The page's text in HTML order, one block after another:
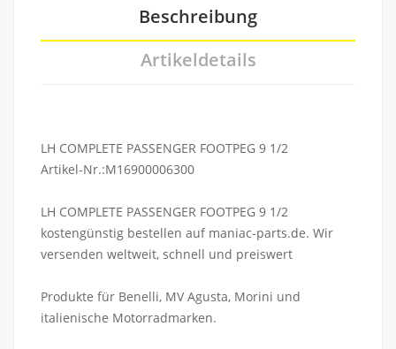
Beschreibung
Artikeldetails
LH COMPLETE PASSENGER FOOTPEG 9 1/2
Artikel-Nr.:M16900006300
LH COMPLETE PASSENGER FOOTPEG 9 1/2
kostengünstig bestellen auf maniac-parts.de. Wir
versenden weltweit, schnell und preiswert
Produkte für Benelli, MV Agusta, Morini und
italienische Motorradmarken.